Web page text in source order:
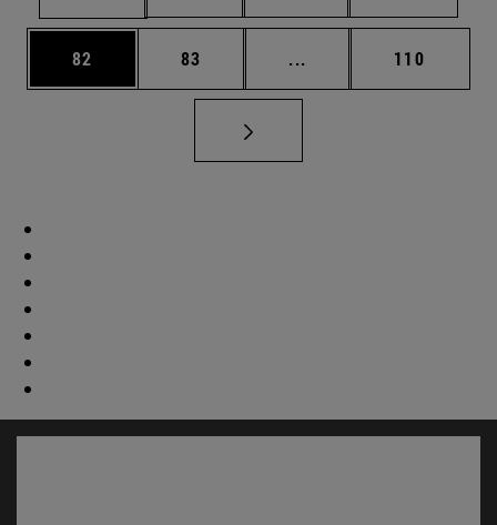
Página
82 Página
83 ... Páginas intermedias
Página
110